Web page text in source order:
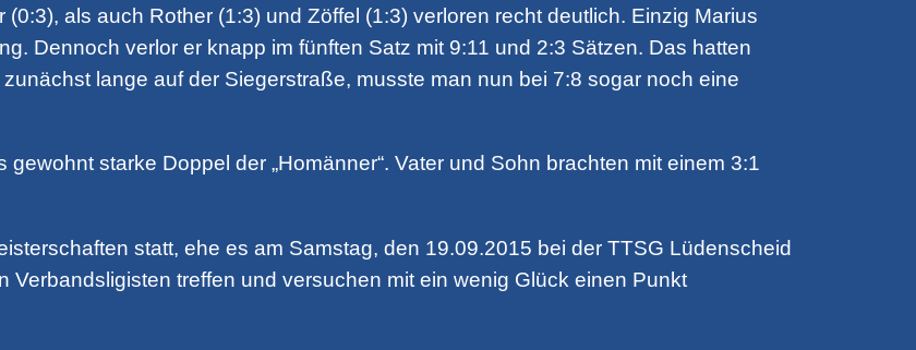
als auch Rother (1:3) und Zöffel (1:3) verloren recht deutlich. Einzig Marius
Dennoch verlor er knapp im fünften Satz mit 9:11 und 2:3 Sätzen. Das hatten
lange auf der Siegerstraße, musste man nun bei 7:8 sogar noch eine
starke Doppel der „Homänner“. Vater und Sohn brachten mit einem 3:1
statt, ehe es am Samstag, den 19.09.2015 bei der TTSG Lüdenscheid
Verbandsligisten treffen und versuchen mit ein wenig Glück einen Punkt